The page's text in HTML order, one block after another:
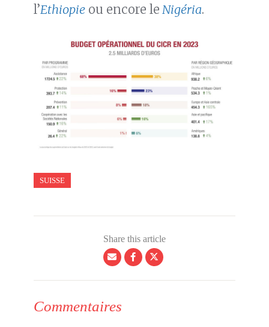
l’Ethiopie ou encore le Nigéria.
SUISSE
Share this article
Commentaires